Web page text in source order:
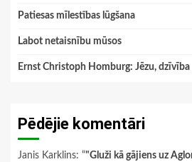
Patiesas mīlestības lūgšana
Labot netaisnību mūsos
Ernst Christoph Homburg: Jēzu, dzīvība
Pēdējie komentāri
Janis Karklins: “"Gluži kā gājiens uz